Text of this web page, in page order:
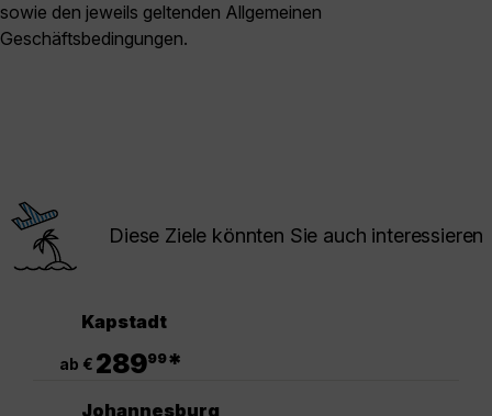
sowie den jeweils geltenden Allgemeinen
Geschäftsbedingungen.
Diese Ziele könnten Sie auch interessieren
Kapstadt
ab € 28999*
Johannesburg